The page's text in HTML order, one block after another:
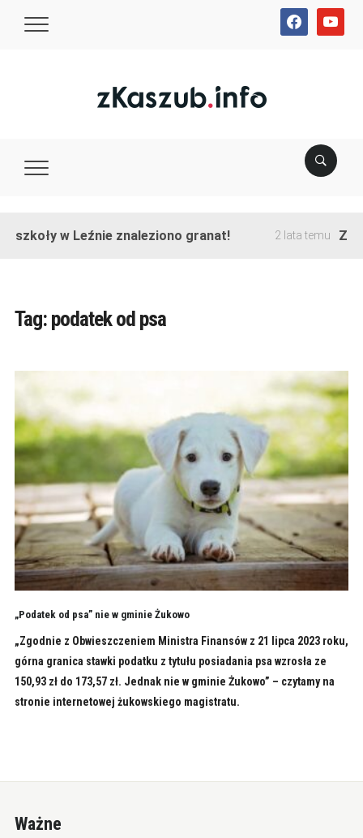
facebookyoutube
szkoły w Leźnie znaleziono granat! 2 lata temu
Tag: podatek od psa
„Podatek od psa” nie w gminie Żukowo
„Zgodnie z Obwieszczeniem Ministra Finansów z 21 lipca 2023 roku,
górna granica stawki podatku z tytułu posiadania psa wzrosła ze
150,93 zł do 173,57 zł. Jednak nie w gminie Żukowo” – czytamy na
stronie internetowej żukowskiego magistratu.
Ważne